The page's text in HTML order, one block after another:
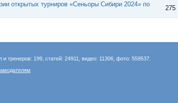
открытых турниров «Сеньоры Сибири 2024» по
275
тренеров: 199, статей: 24911, видео: 11306, фото: 559537.